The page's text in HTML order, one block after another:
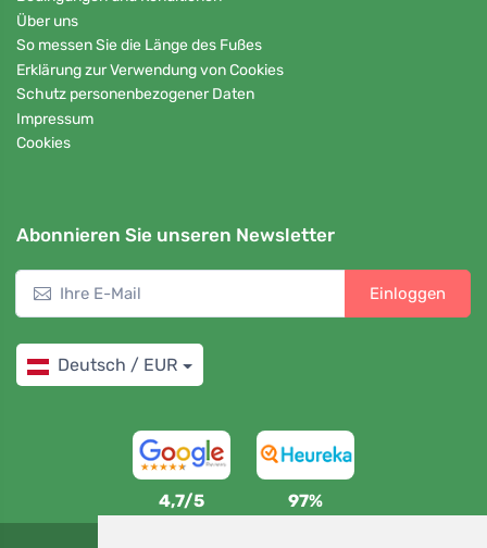
Über uns
So messen Sie die Länge des Fußes
Erklärung zur Verwendung von Cookies
Schutz personenbezogener Daten
Impressum
Cookies
Abonnieren Sie unseren Newsletter
Einloggen
Deutsch / EUR
4,7/5 97%